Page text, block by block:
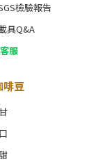
檢驗報告
具Q&A
服
啡豆